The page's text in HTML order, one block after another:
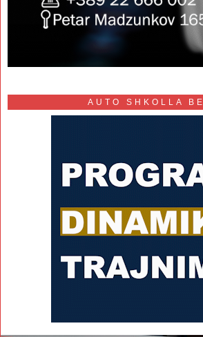
AUTO SHKOLLA